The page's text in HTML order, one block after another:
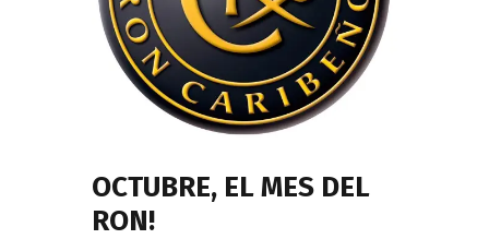
OCTUBRE, EL MES DEL
RON!